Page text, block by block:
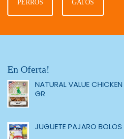
PERROS GATOS
En Oferta!
NATURAL VALUE
GR
JUGUETE PAJARO BOLOS